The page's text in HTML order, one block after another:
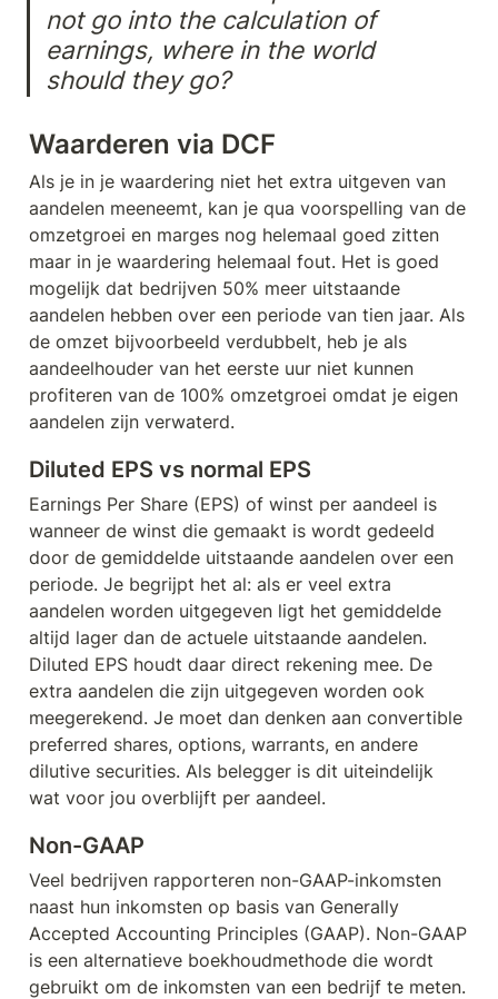
not go into the calculation of
earnings, where in the world
should they go?
Waarderen via DCF
Als je in je waardering niet het extra uitgeven van
aandelen meeneemt, kan je qua voorspelling van de
omzetgroei en marges nog helemaal goed zitten
maar in je waardering helemaal fout. Het is goed
mogelijk dat bedrijven 50% meer uitstaande
aandelen hebben over een periode van tien jaar. Als
de omzet bijvoorbeeld verdubbelt, heb je als
aandeelhouder van het eerste uur niet kunnen
profiteren van de 100% omzetgroei omdat je eigen
aandelen zijn verwaterd.
Diluted EPS vs normal EPS
Earnings Per Share (EPS) of winst per aandeel is
wanneer de winst die gemaakt is wordt gedeeld
door de gemiddelde uitstaande aandelen over een
periode. Je begrijpt het al: als er veel extra
aandelen worden uitgegeven ligt het gemiddelde
altijd lager dan de actuele uitstaande aandelen.
Diluted EPS houdt daar direct rekening mee. De
extra aandelen die zijn uitgegeven worden ook
meegerekend. Je moet dan denken aan convertible
preferred shares, options, warrants, en andere
dilutive securities. Als belegger is dit uiteindelijk
wat voor jou overblijft per aandeel.
Non-GAAP
Veel bedrijven rapporteren non-GAAP-inkomsten
naast hun inkomsten op basis van Generally
Accepted Accounting Principles (GAAP). Non-GAAP
is een alternatieve boekhoudmethode die wordt
gebruikt om de inkomsten van een bedrijf te meten.